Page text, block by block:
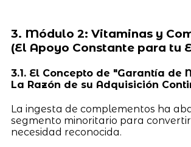
3. Módulo 2: Vitaminas y
(El Apoyo Constante para tu
3.1. El Concepto de "Garantía de
La Razón de su Adquisición
La ingesta de complementos ha
segmento minoritario para
necesidad reconocida.